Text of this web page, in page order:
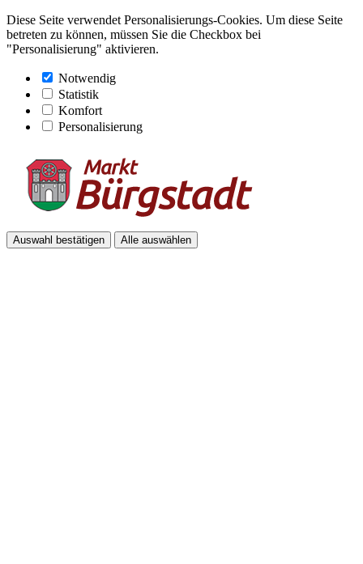
Diese Seite verwendet Personalisierungs-Cookies. Um diese Seite
betreten zu können, müssen Sie die Checkbox bei
"Personalisierung" aktivieren.
Notwendig
Statistik
Komfort
Personalisierung
Auswahl bestätigen Alle auswählen